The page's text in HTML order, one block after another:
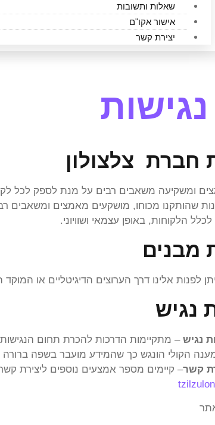
שאלות ותשובות
אישור אקו"ם
יצירת קשר
חברת צלצולון
ומשקיעה משאבים רבים על מנת לספק לכל
תשנ"ח-1998 ולתקנות שהותקנו מכוחו, מושקעים
הלקוחות, באופן עצמאי ושוויוני.
מבנים
אלינו דרך הערוצים הדיגיטליים או המוקד
נגיש
נגיש – מתקיימות הדרכות להכרת תחום
הקולי הונגש כך שהמידע מועבר בשפה ברורה
קשר– קיימים מספר אמצעים נוספים ליצירת